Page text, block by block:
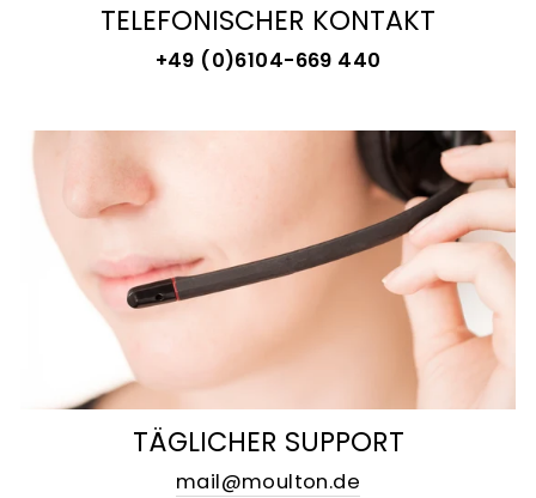
TELEFONISCHER KONTAKT
+49 (0)6104-669 440
TÄGLICHER SUPPORT
mail@moulton.de